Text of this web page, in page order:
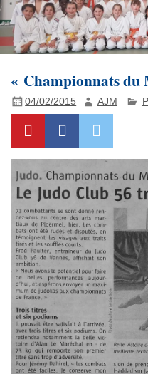
« Championnats
04/02/2015 AJM